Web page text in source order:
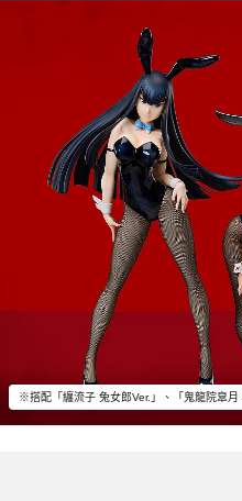
※搭配「纏流子 兔女郎Ver.」、「鬼龍院皐月